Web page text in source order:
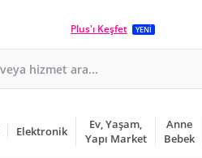
Plus'ı Keşfet YENİ
Elektronik
Ev, Yaşam,
Yapı Market
Anne
Bebek